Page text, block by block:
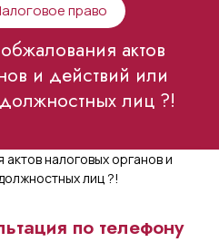
право
актов
и действий или
лиц ?!
по телефону